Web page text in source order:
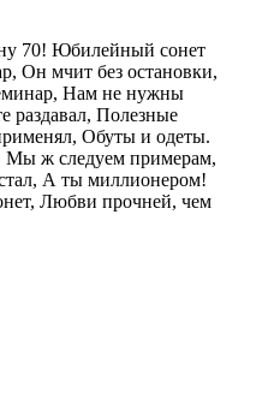
70! Юбилейный сонет
Он мчит без остановки,
Нам не нужны
раздавал, Полезные
Обуты и одеты.
Мы ж следуем примерам,
А ты миллионером!
Любви прочней, чем